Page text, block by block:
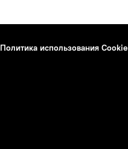
Политика использования Cookie